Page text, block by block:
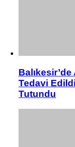
Balıkesir’de
Tedavi
Tutundu